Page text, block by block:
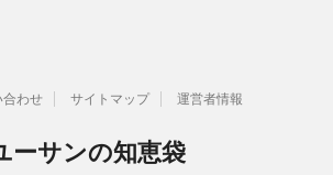
合わせ サイトマップ 運営者情報
ーサンの知恵袋